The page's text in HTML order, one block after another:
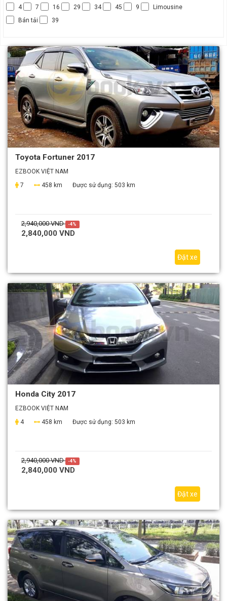
4 7 16 29 34 45 9
Limousine
Bán tải
39
Toyota Fortuner 2017
EZBOOK VIỆT NAM
7
458 km Được sử dụng: 503 km
2,940,000 VND -4%
2,840,000 VND
Đặt xe
Honda City 2017
EZBOOK VIỆT NAM
4
458 km Được sử dụng: 503 km
2,940,000 VND -4%
2,840,000 VND
Đặt xe